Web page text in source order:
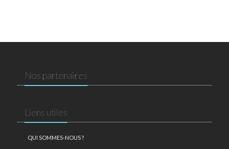
Nos partenaires
Liens utiles
QUI SOMMES-NOUS ?